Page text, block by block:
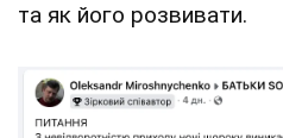
та як його розвивати.